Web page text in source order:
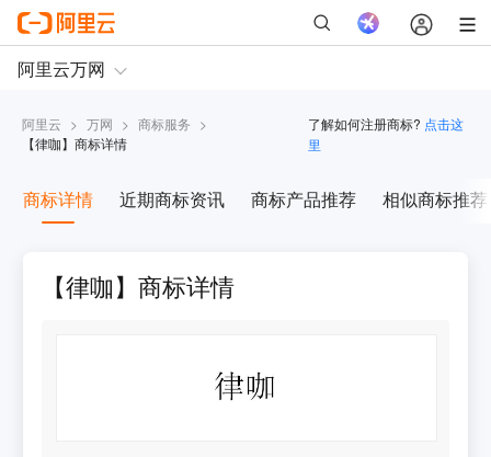
阿里云 > 万网 > 商标服务 >
【律咖】商标详情
了解如何注册商标? 点击这
里
商标详情 近期商标资讯 商标产品推荐 相似商标推荐
【律咖】商标详情